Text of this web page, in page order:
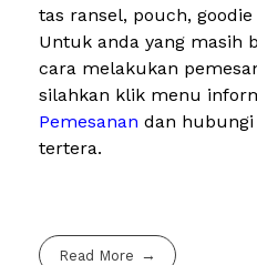
tas ransel, pouch,
Untuk anda yang masih
cara melakukan
silahkan klik menu
Pemesanan dan
tertera.
Read More